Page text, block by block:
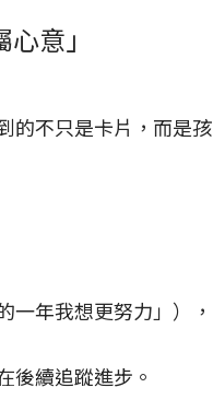
意」
的不只是卡片，而是孩
一年我想更努力」），
後續追蹤進步。